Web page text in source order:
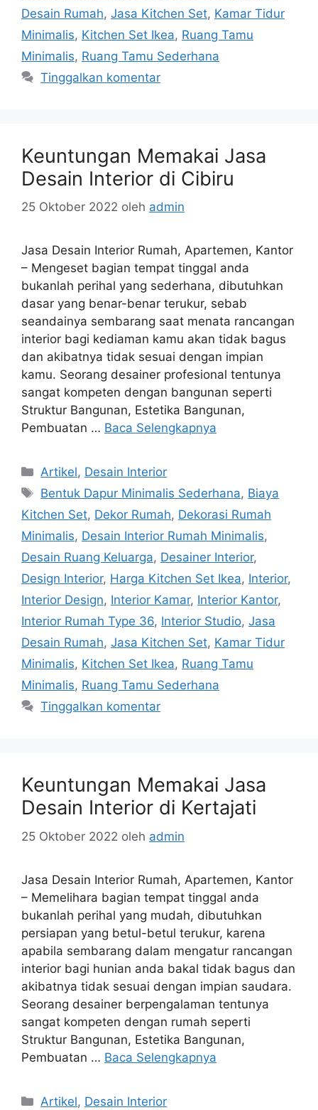
Desain Rumah, Jasa Kitchen Set, Kamar Tidur
Minimalis, Kitchen Set Ikea, Ruang Tamu
Minimalis, Ruang Tamu Sederhana
Tinggalkan komentar
Keuntungan Memakai Jasa
Desain Interior di Cibiru
25 Oktober 2022 oleh admin
Jasa Desain Interior Rumah, Apartemen, Kantor
– Mengeset bagian tempat tinggal anda
bukanlah perihal yang sederhana, dibutuhkan
dasar yang benar-benar terukur, sebab
seandainya sembarang saat menata rancangan
interior bagi kediaman kamu akan tidak bagus
dan akibatnya tidak sesuai dengan impian
kamu. Seorang desainer profesional tentunya
sangat kompeten dengan bangunan seperti
Struktur Bangunan, Estetika Bangunan,
Pembuatan … Baca Selengkapnya
Artikel, Desain Interior
Bentuk Dapur Minimalis Sederhana, Biaya
Kitchen Set, Dekor Rumah, Dekorasi Rumah
Minimalis, Desain Interior Rumah Minimalis,
Desain Ruang Keluarga, Desainer Interior,
Design Interior, Harga Kitchen Set Ikea, Interior,
Interior Design, Interior Kamar, Interior Kantor,
Interior Rumah Type 36, Interior Studio, Jasa
Desain Rumah, Jasa Kitchen Set, Kamar Tidur
Minimalis, Kitchen Set Ikea, Ruang Tamu
Minimalis, Ruang Tamu Sederhana
Tinggalkan komentar
Keuntungan Memakai Jasa
Desain Interior di Kertajati
25 Oktober 2022 oleh admin
Jasa Desain Interior Rumah, Apartemen, Kantor
– Memelihara bagian tempat tinggal anda
bukanlah perihal yang mudah, dibutuhkan
persiapan yang betul-betul terukur, karena
apabila sembarang dalam mengatur rancangan
interior bagi hunian anda bakal tidak bagus dan
akibatnya tidak sesuai dengan impian saudara.
Seorang desainer berpengalaman tentunya
sangat kompeten dengan rumah seperti
Struktur Bangunan, Estetika Bangunan,
Pembuatan … Baca Selengkapnya
Artikel, Desain Interior